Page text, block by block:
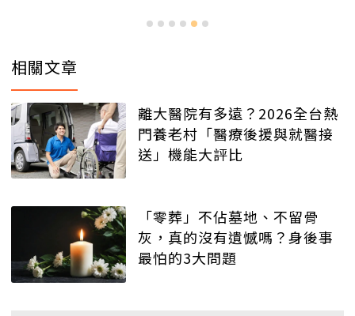
相關文章
離大醫院有多遠？2026全台熱
門養老村「醫療後援與就醫接
送」機能大評比
「零葬」不佔墓地、不留骨
灰，真的沒有遺憾嗎？身後事
最怕的3大問題